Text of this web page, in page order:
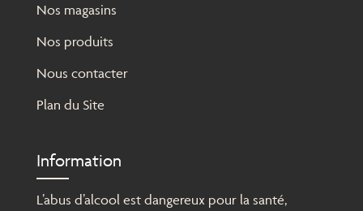
Nos magasins
Nos produits
Nous contacter
Plan du Site
Information
L’abus d’alcool est dangereux pour la santé,